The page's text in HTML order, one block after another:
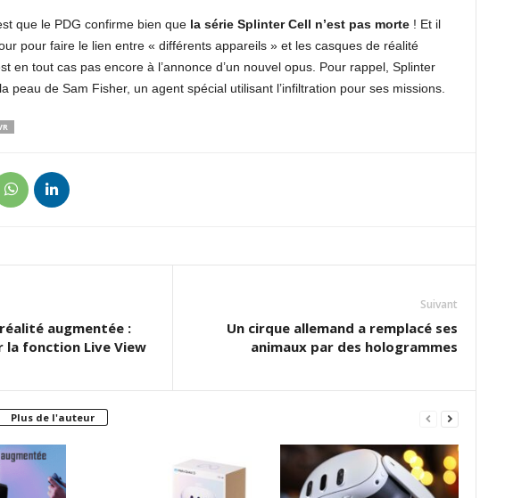
que le PDG confirme bien quela série Splinter Cell n’est pas morte! Et il
pour faire le lien entre « différents appareils » et les casques de réalité
en tout cas pas encore à l’annonce d’un nouvel opus. Pour rappel, Splinter
peau de Sam Fisher, un agent spécial utilisant l’infiltration pour ses missions.
augmentée :
la fonction Live View
Suivant
Un cirque allemand a remplacé ses
animaux par des hologrammes
Plus de l'auteur